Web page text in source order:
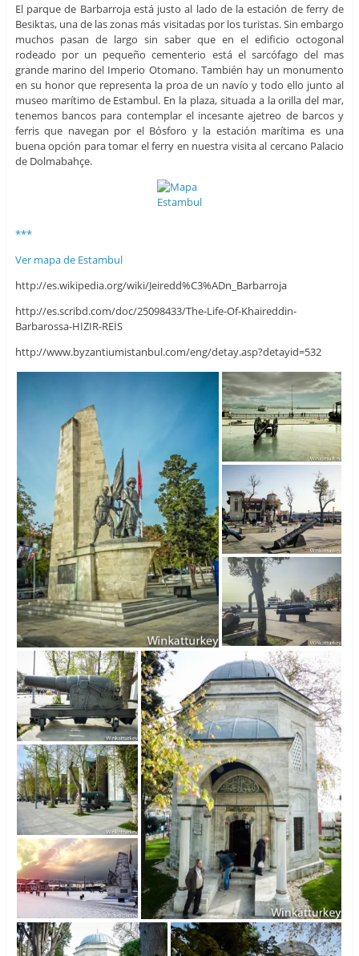
El parque de Barbarroja está justo al lado de la estación de ferry de
Besiktas, una de las zonas más visitadas por los turistas. Sin embargo
muchos pasan de largo sin saber que en el edificio octogonal
rodeado por un pequeño cementerio está el sarcófago del mas
grande marino del Imperio Otomano. También hay un monumento
en su honor que representa la proa de un navío y todo ello junto al
museo marítimo de Estambul. En la plaza, situada a la orilla del mar,
tenemos bancos para contemplar el incesante ajetreo de barcos y
ferris que navegan por el Bósforo y la estación marítima es una
buena opción para tomar el ferry en nuestra visita al cercano Palacio
de Dolmabahçe.
***
Ver mapa de Estambul
http://es.wikipedia.org/wiki/Jeiredd%C3%ADn_Barbarroja
http://es.scribd.com/doc/25098433/The-Life-Of-Khaireddin-
Barbarossa-HIZIR-REİS
http://www.byzantiumistanbul.com/eng/detay.asp?detayid=532